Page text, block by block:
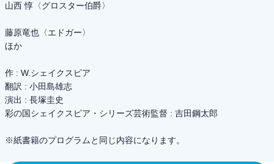
山西 惇〈グロスター伯爵〉
藤原竜也〈エドガー〉
ほか
作 : W.シェイクスピア
翻訳 : 小田島雄志
演出 : 長塚圭史
彩の国シェイクスピア・シリーズ芸術監督 : 吉田鋼太郎
※紙書籍のプログラムと同じ内容になります。